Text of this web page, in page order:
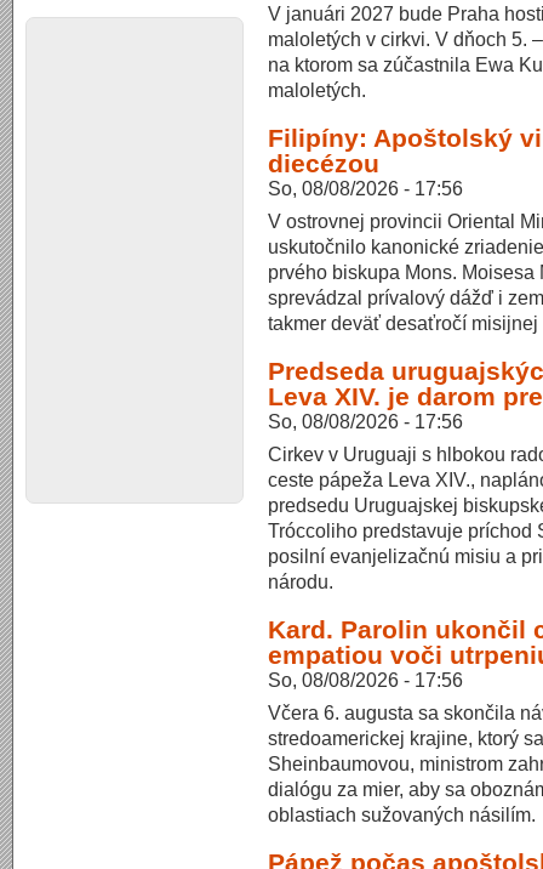
V januári 2027 bude Praha
maloletých v cirkvi. V dňoch 5.
na ktorom sa zúčastnila Ewa
maloletých.
Filipíny: Apoštolský
diecézou
So, 08/08/2026 - 17:56
V ostrovnej provincii Oriental
uskutočnilo kanonické
prvého biskupa Mons.
sprevádzal prívalový dážď i
takmer deväť desaťročí
Predseda
Leva XIV. je darom
So, 08/08/2026 - 17:56
Cirkev v Uruguaji s hlbokou
ceste pápeža Leva XIV.,
predsedu Uruguajskej
Tróccoliho predstavuje príchod
posilní evanjelizačnú misiu a
národu.
Kard. Parolin ukončil
empatiou voči
So, 08/08/2026 - 17:56
Včera 6. augusta sa skončila
stredoamerickej krajine, ktorý
Sheinbaumovou, ministrom
dialógu za mier, aby sa
oblastiach sužovaných násilím.
Pápež počas